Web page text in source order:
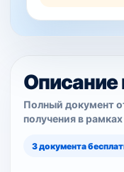
Описание
Полный документ
получения в
3 документа